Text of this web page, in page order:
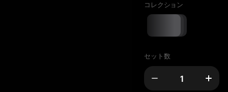
コレクション
セット数